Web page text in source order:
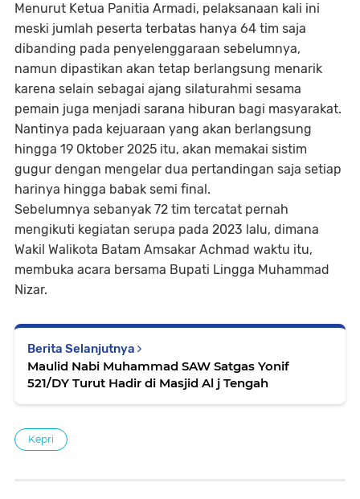
Menurut Ketua Panitia Armadi, pelaksanaan kali ini
meski jumlah peserta terbatas hanya 64 tim saja
dibanding pada penyelenggaraan sebelumnya,
namun dipastikan akan tetap berlangsung menarik
karena selain sebagai ajang silaturahmi sesama
pemain juga menjadi sarana hiburan bagi masyarakat.
Nantinya pada kejuaraan yang akan berlangsung
hingga 19 Oktober 2025 itu, akan memakai sistim
gugur dengan mengelar dua pertandingan saja setiap
harinya hingga babak semi final.
Sebelumnya sebanyak 72 tim tercatat pernah
mengikuti kegiatan serupa pada 2023 lalu, dimana
Wakil Walikota Batam Amsakar Achmad waktu itu,
membuka acara bersama Bupati Lingga Muhammad
Nizar.
Berita Selanjutnya
Maulid Nabi Muhammad SAW Satgas Yonif
521/DY Turut Hadir di Masjid Al j Tengah
Kepri